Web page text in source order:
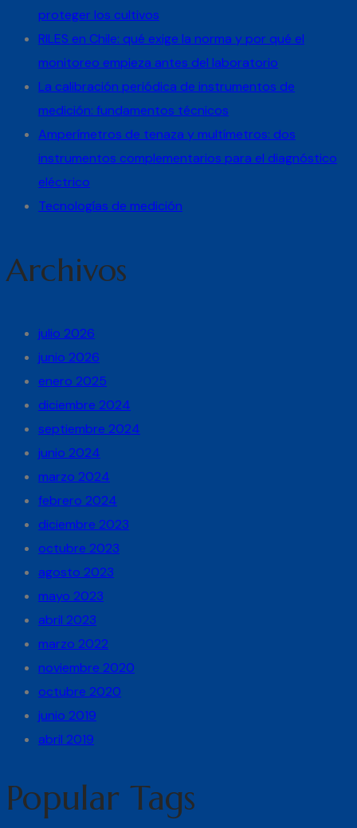
proteger los cultivos
RILES en Chile: qué exige la norma y por qué el
monitoreo empieza antes del laboratorio
La calibración periódica de instrumentos de
medición: fundamentos técnicos
Amperímetros de tenaza y multímetros: dos
instrumentos complementarios para el diagnóstico
eléctrico
Tecnologías de medición
Archivos
julio 2026
junio 2026
enero 2025
diciembre 2024
septiembre 2024
junio 2024
marzo 2024
febrero 2024
diciembre 2023
octubre 2023
agosto 2023
mayo 2023
abril 2023
marzo 2022
noviembre 2020
octubre 2020
junio 2019
abril 2019
Popular Tags